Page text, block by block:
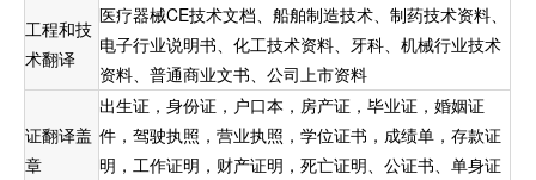
工程和技
术翻译
医疗器械CE技术文档、船舶制造技术、制药技术资料、
电子行业说明书、化工技术资料、牙科、机械行业技术
资料、普通商业文书、公司上市资料
证翻译盖
章
出生证，身份证，户口本，房产证，毕业证，婚姻证
件，驾驶执照，营业执照，学位证书，成绩单，存款证
明，工作证明，财产证明，死亡证明、公证书、单身证